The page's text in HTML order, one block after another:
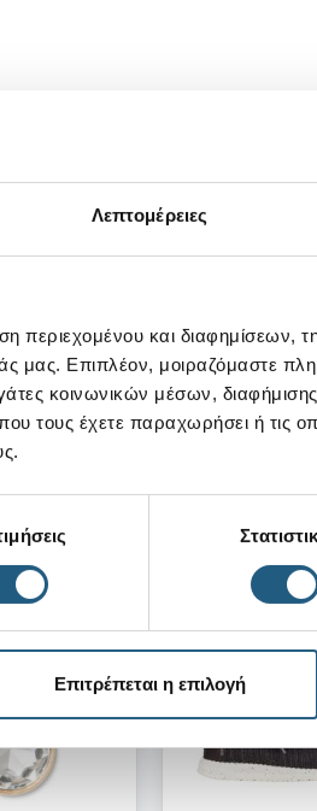
Λεπτομέρειες
περιεχομένου και διαφημίσεων,
μας. Επιπλέον, μοιραζόμαστε
κοινωνικών μέσων,
τους έχετε παραχωρήσει ή τις
Επιτρέπεται η επιλογή